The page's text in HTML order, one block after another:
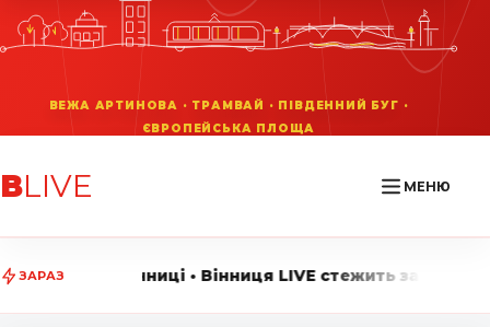
ВLIVE МЕНЮ
ЗАРАЗ
Вінниця LIVE стежить за головними подіями міста